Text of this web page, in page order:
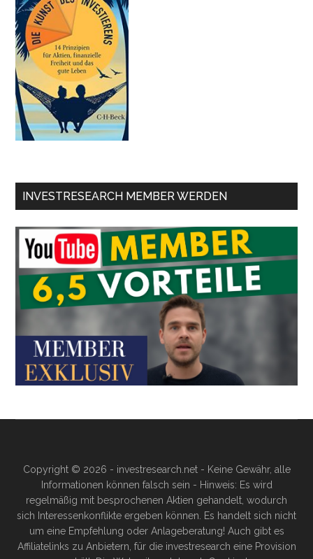
INVESTRESEARCH MEMBER WERDEN
Copyright © 2026 - investresearch.net - Keine Gewähr, alle
Informationen können falsch sein - Hinweis: Es wird
regelmäßig mit besprochenen Aktien gehandelt, wodurch
sich Interessenkonflikte ergeben können. Es handelt sich nicht
um eine Empfehlung oder Anlageberatung! Auch gibt es
Affiliatelinks zu Anbietern, für die investresearch eine Provision